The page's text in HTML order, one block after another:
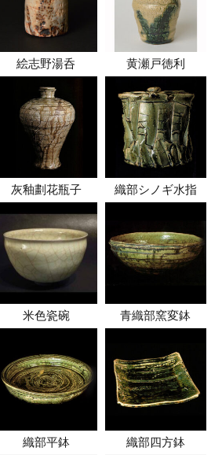
絵志野湯呑 黄瀬戸徳利
灰釉劃花瓶子 織部シノギ水指
米色瓷碗 青織部窯変鉢
織部平鉢 織部四方鉢